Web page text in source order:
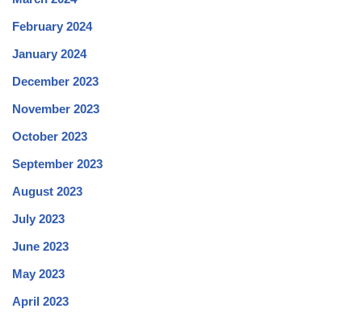
February 2024
January 2024
December 2023
November 2023
October 2023
September 2023
August 2023
July 2023
June 2023
May 2023
April 2023